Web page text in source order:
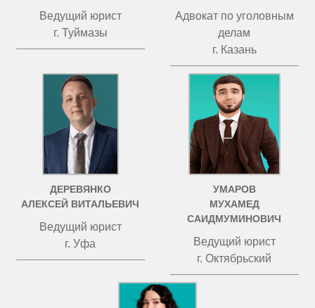
Ведущий юрист
г. Туймазы
Адвокат по уголовным
делам
г. Казань
ДЕРЕВЯНКО
АЛЕКСЕЙ ВИТАЛЬЕВИЧ
Ведущий юрист
г. Уфа
УМАРОВ
МУХАМЕД
САИДМУМИНОВИЧ
Ведущий юрист
г. Октябрьский